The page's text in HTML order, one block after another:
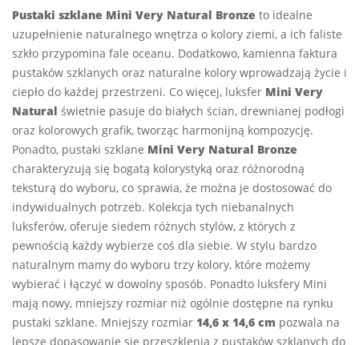
Pustaki szklane Mini Very Natural Bronze to idealne
uzupełnienie naturalnego wnętrza o kolory ziemi, a ich faliste
szkło przypomina fale oceanu. Dodatkowo, kamienna faktura
pustaków szklanych oraz naturalne kolory wprowadzają życie i
ciepło do każdej przestrzeni. Co więcej, luksfer Mini Very
Natural świetnie pasuje do białych ścian, drewnianej podłogi
oraz kolorowych grafik, tworząc harmonijną kompozycję.
Ponadto, pustaki szklane Mini Very Natural Bronze
charakteryzują się bogatą kolorystyką oraz różnorodną
teksturą do wyboru, co sprawia, że można je dostosować do
indywidualnych potrzeb. Kolekcja tych niebanalnych
luksferów, oferuje siedem różnych stylów, z których z
pewnością każdy wybierze coś dla siebie. W stylu bardzo
naturalnym mamy do wyboru trzy kolory, które możemy
wybierać i łączyć w dowolny sposób. Ponadto luksfery Mini
mają nowy, mniejszy rozmiar niż ogólnie dostępne na rynku
pustaki szklane. Mniejszy rozmiar 14,6 x 14,6 cm pozwala na
lepsze dopasowanie się przeszklenia z pustaków szklanych do